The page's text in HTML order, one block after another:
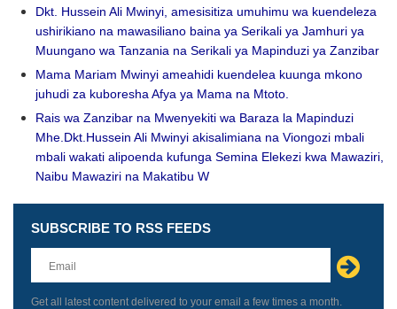
Dkt. Hussein Ali Mwinyi, amesisitiza umuhimu wa kuendeleza
ushirikiano na mawasiliano baina ya Serikali ya Jamhuri ya
Muungano wa Tanzania na Serikali ya Mapinduzi ya Zanzibar
Mama Mariam Mwinyi ameahidi kuendelea kuunga mkono
juhudi za kuboresha Afya ya Mama na Mtoto.
Rais wa Zanzibar na Mwenyekiti wa Baraza la Mapinduzi
Mhe.Dkt.Hussein Ali Mwinyi akisalimiana na Viongozi mbali
mbali wakati alipoenda kufunga Semina Elekezi kwa Mawaziri,
Naibu Mawaziri na Makatibu W
Leave
this
field
blank
SUBSCRIBE TO RSS FEEDS
Get all latest content delivered to your email a few times a month.